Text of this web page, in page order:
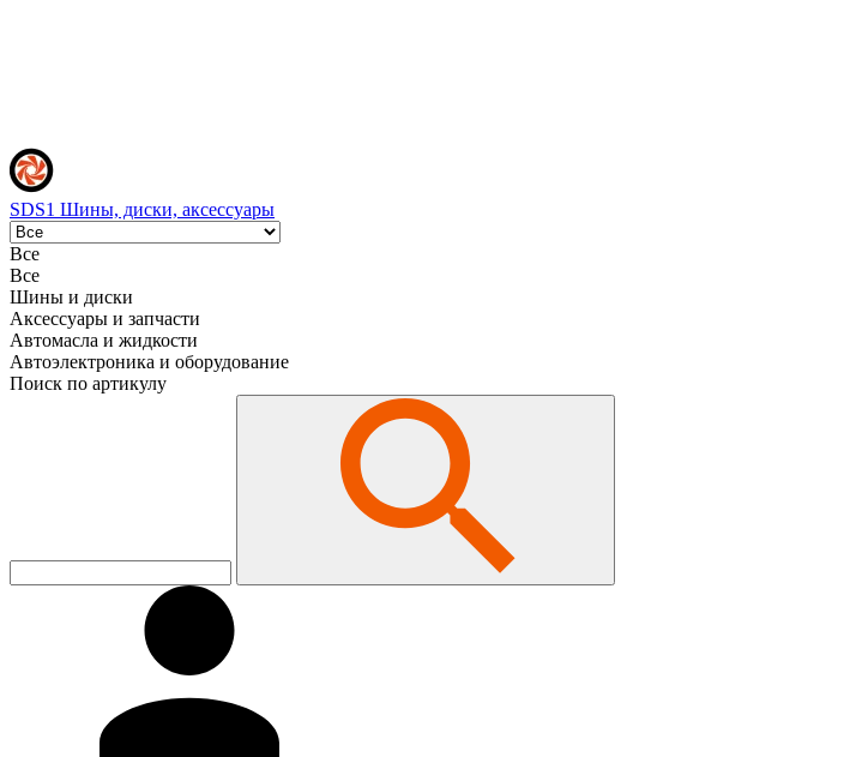
SDS1 Шины, диски, аксессуары
Все
Все
Шины и диски
Аксессуары и запчасти
Автомасла и жидкости
Автоэлектроника и оборудование
Поиск по артикулу